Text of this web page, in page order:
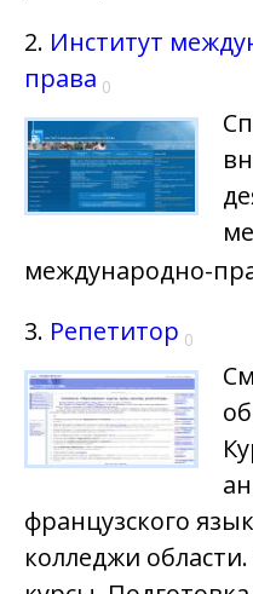
2. Институт
права 0
международно-
3. Репетитор 0
французского
колледжи